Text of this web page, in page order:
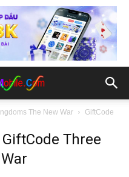
The New War
GiftCode
Three